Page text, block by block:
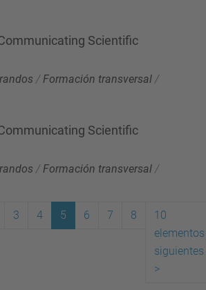
Scientific
/ Formación transversal /
Scientific
/Formación transversal /
3 4 5 6 7 8
10
elementos
siguientes
>